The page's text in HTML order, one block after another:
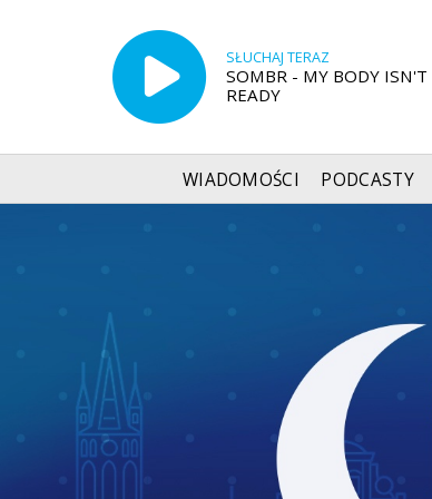
SŁUCHAJ TERAZ
SOMBR - MY BODY ISN'T
READY
WIADOMOŚCI PODCASTY